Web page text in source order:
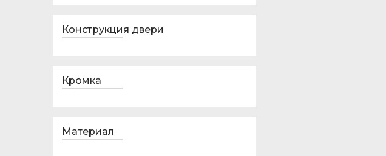
Конструкция двери
Кромка
Материал